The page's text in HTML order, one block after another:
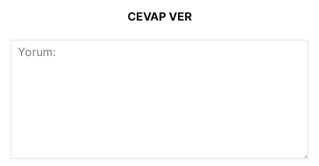
CEVAP VER